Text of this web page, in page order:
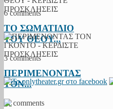
6 comments
ΤΟ ΣΩΜΑΤΙΔΙΟ
ΤΟΥ ΘΕΟΥ...
3 comments
ΠΕΡΙΜΕΝΟΝΤΑΣ
ΤΟΝ...
11 comments